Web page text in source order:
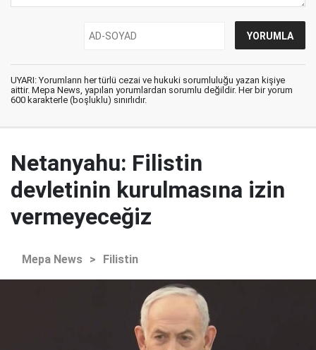
UYARI: Yorumların her türlü cezai ve hukuki sorumluluğu yazan kişiye
aittir. Mepa News, yapılan yorumlardan sorumlu değildir. Her bir yorum
600 karakterle (boşluklu) sınırlıdır.
Netanyahu: Filistin
devletinin kurulmasına izin
vermeyeceğiz
Mepa News > Filistin